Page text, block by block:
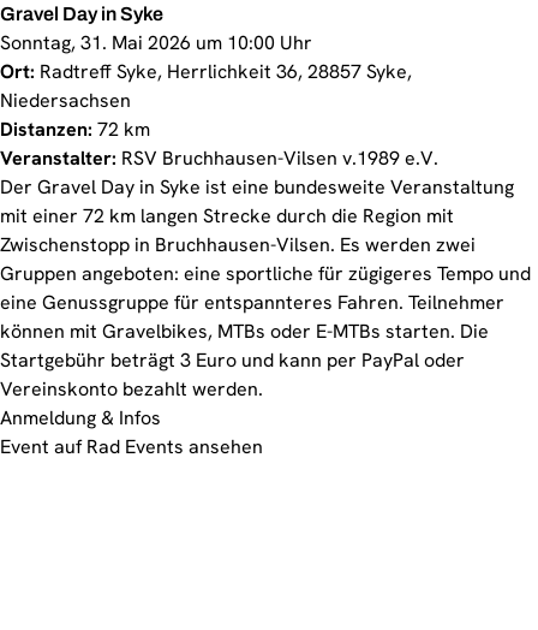
Gravel Day in Syke
Sonntag, 31. Mai 2026 um 10:00 Uhr
Ort: Radtreff Syke, Herrlichkeit 36, 28857 Syke,
Niedersachsen
Distanzen: 72 km
Veranstalter: RSV Bruchhausen-Vilsen v.1989 e.V.
Der Gravel Day in Syke ist eine bundesweite Veranstaltung
mit einer 72 km langen Strecke durch die Region mit
Zwischenstopp in Bruchhausen-Vilsen. Es werden zwei
Gruppen angeboten: eine sportliche für zügigeres Tempo und
eine Genussgruppe für entspannteres Fahren. Teilnehmer
können mit Gravelbikes, MTBs oder E-MTBs starten. Die
Startgebühr beträgt 3 Euro und kann per PayPal oder
Vereinskonto bezahlt werden.
Anmeldung & Infos
Event auf Rad Events ansehen